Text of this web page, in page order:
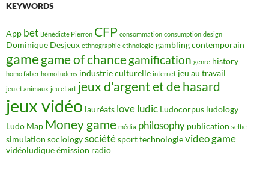
KEYWORDS
App bet Bénédicte Pierron CFP consommation consumption design
Dominique Desjeux ethnographie ethnologie gambling contemporain
game game of chancegamification genre history
homo faber homo ludens industrie culturelle internet jeu au travail
jeu et animaux jeu et art jeux d'argent et de hasard
jeux vidéo lauréats loveludic Ludocorpus ludology
Ludo Map Money game média philosophy publication selfie
simulation sociologysociétésporttechnologievideo game
vidéoludiqueémission radio